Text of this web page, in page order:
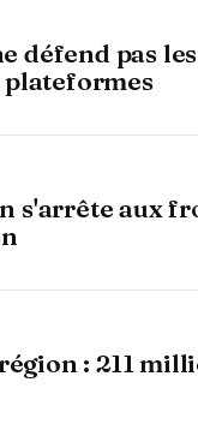
défend pas
plateformes
s'arrête aux
: 211